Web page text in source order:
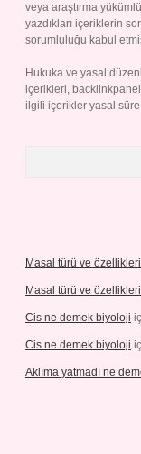
veya araştırma
yazdıkları içeriklerin
sorumluluğu kabul
Hukuka ve yasal
içerikleri,
ilgili içerikler yasal süre
Masal türü ve
Masal türü ve
Cis ne demek biyoloji
Cis ne demek biyoloji
Aklıma yatmadı ne